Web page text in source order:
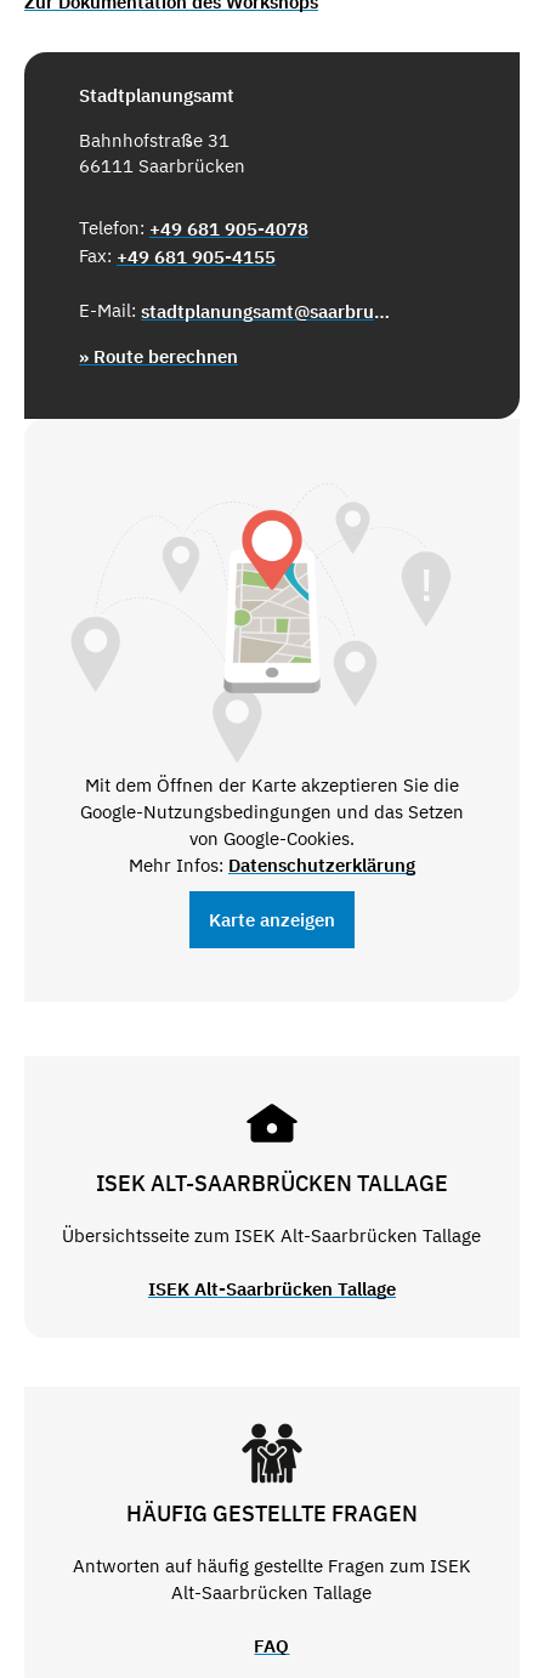
Stadtplanungsamt
Bahnhofstraße 31
66111 Saarbrücken
Telefon: +49 681 905-4078
Fax: +49 681 905-4155
E-Mail:
stadtplanungsamt@saarbruecken.de
» Route berechnen
Mit dem Öffnen der Karte akzeptieren Sie die
Google-Nutzungsbedingungen und das Setzen
von Google-Cookies.
Mehr Infos: Datenschutzerklärung
Karte anzeigen
ISEK ALT-SAARBRÜCKEN TALLAGE
Übersichtsseite zum ISEK Alt-Saarbrücken Tallage
ISEK Alt-Saarbrücken Tallage
HÄUFIG GESTELLTE FRAGEN
Antworten auf häufig gestellte Fragen zum ISEK
Alt-Saarbrücken Tallage
FAQ